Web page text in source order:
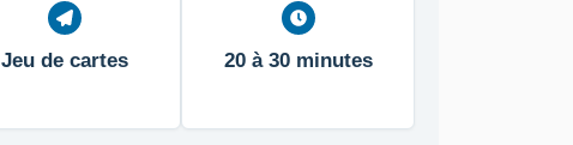
Jeu de cartes 20 à 30 minutes